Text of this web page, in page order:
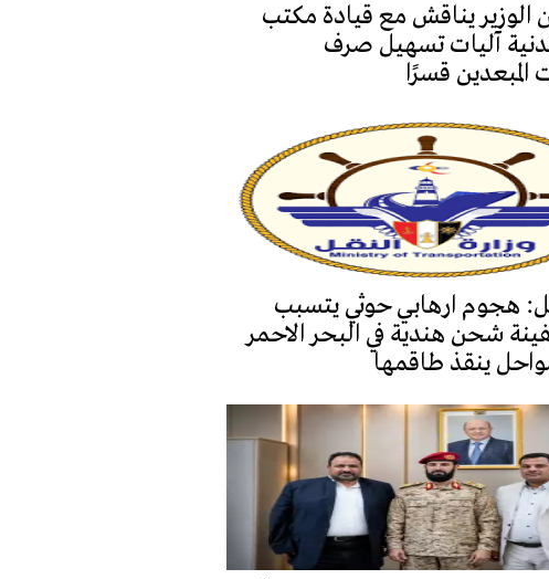
الوزير يناقش مع قيادة مكتب
آليات تسهيل صرف
قسرًا
هجوم ارهابي حوثي يتسبب
شحن هندية في البحر الاحمر
ينقذ طاقمها